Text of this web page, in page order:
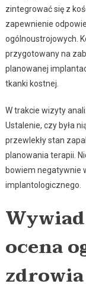
zintegrować się z
zapewnienie
ogólnoustrojowych.
przygotowany na
planowanej
tkanki kostnej.
W trakcie wizyty
Ustalenie, czy była
przewlekły stan
planowania terapii.
bowiem negatywnie
implantologicznego.
ocena
zdrowia